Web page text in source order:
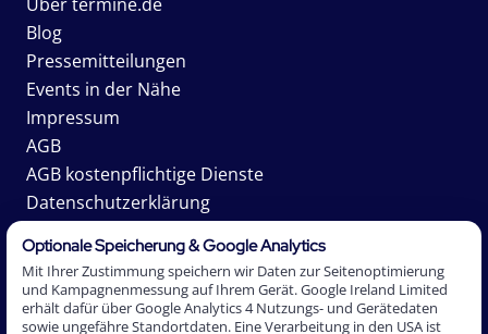
Blog
Pressemitteilungen
Events in der Nähe
Impressum
AGB
AGB kostenpflichtige Dienste
Datenschutzerklärung
2026 Termine.de AG. *Affiliate-Links sind mit einem
Optionale Speicherung & Google Analytics
Mit Ihrer Zustimmung speichern wir Daten zur Seitenoptimierung
und Kampagnenmessung auf Ihrem Gerät. Google Ireland Limited
erhält dafür über Google Analytics 4 Nutzungs- und Gerätedaten
sowie ungefähre Standortdaten. Eine Verarbeitung in den USA ist